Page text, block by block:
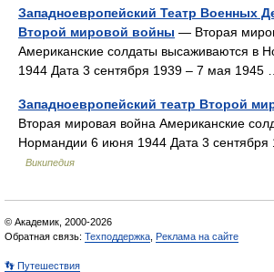
Западноевропейский Театр Военных
Второй мировой войны — Вторая
Американские солдаты высаживаются в
1944 Дата 3 сентября 1939 – 7 мая
Западноевропейский театр Второй
Вторая мировая война Американские
Нормандии 6 июня 1944 Дата 3 сентября
Википедия
© Академик, 2000-2026
Обратная связь: Техподдержка Реклама на сайте
👣 Путешествия